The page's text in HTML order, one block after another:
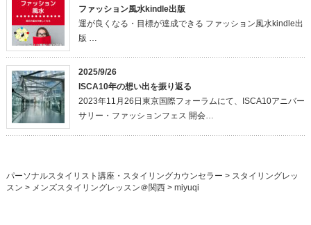
ファッション風水kindle出版
運が良くなる・目標が達成できる ファッション風水kindle出
版 …
2025/9/26
ISCA10年の想い出を振り返る
2023年11月26日東京国際フォーラムにて、ISCA10アニバー
サリー・ファッションフェス 開会…
パーソナルスタイリスト講座・スタイリングカウンセラー > スタイリングレッ
スン > メンズスタイリングレッスン＠関西> miyuqi